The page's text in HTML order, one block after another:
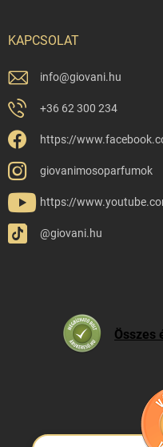
KAPCSOLAT
info@giovani.hu
+36 62 300 234
https://
giovanimosoparfumok
https://
@giovani.hu
Összes